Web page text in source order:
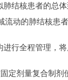
核患者的总体
流动的肺结核患
全程管理，将
剂量复合制剂